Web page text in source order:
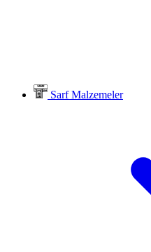
Sarf Malzemeler